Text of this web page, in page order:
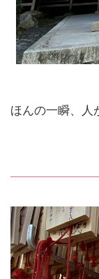
ほんの一瞬、人